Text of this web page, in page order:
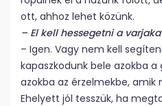
ott, ahhoz lehet közünk.
– El kell hessegetni a
– Igen. Vagy nem kell
kapaszkodunk bele azokba
azokba az érzelmekbe, amik
Ehelyett jól tesszük, ha